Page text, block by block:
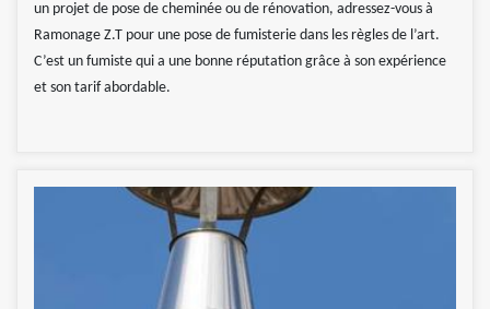
un projet de pose de cheminée ou de rénovation, adressez-vous à
Ramonage Z.T pour une pose de fumisterie dans les règles de l’art.
C’est un fumiste qui a une bonne réputation grâce à son expérience
et son tarif abordable.